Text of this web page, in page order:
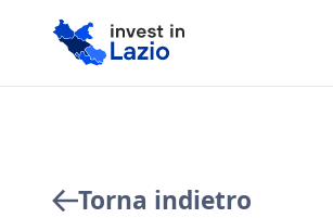
Torna indietro